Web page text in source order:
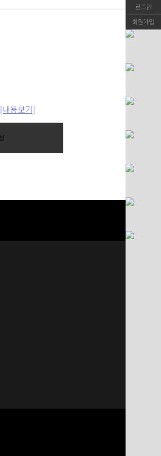
로그인
회원가입
[내용보기]